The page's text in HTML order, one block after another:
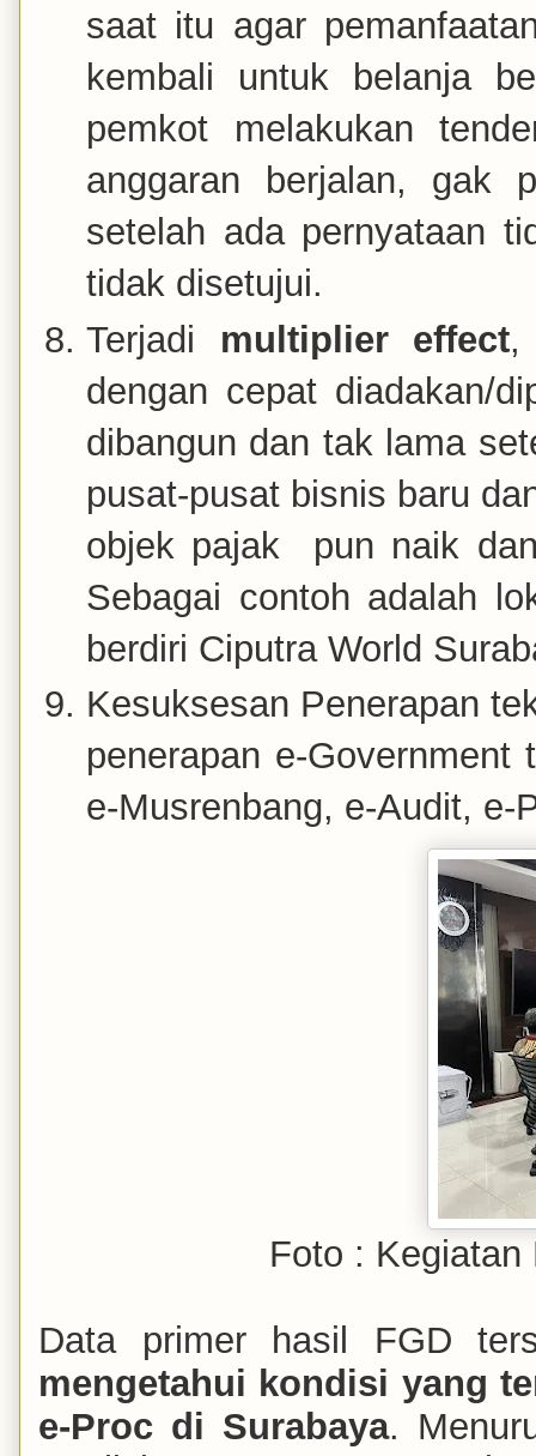
saat itu agar
kembali untuk belanja
pemkot melakukan
anggaran berjalan, gak
setelah ada pernyataan
tidak disetujui.
Terjadi multiplier effect,
dengan cepat diadakan/
dibangun dan tak lama
pusat-pusat bisnis baru
objek pajak pun naik
Sebagai contoh adalah
berdiri Ciputra World
Kesuksesan Penerapan
penerapan e-Government
e-Musrenbang, e-Audit, e-
Foto :
Data primer hasil FGD
mengetahui kondisi yang
e-Proc di Surabaya.